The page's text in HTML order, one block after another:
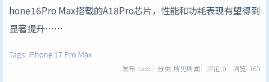
hone16Pro Max搭载的A18Pro芯片，性能和功耗表现有望得到
显著提升……
Tags: iPhone 17 Pro Max
发布: laro 分类: 所见所闻 评论: 0 浏览: 165